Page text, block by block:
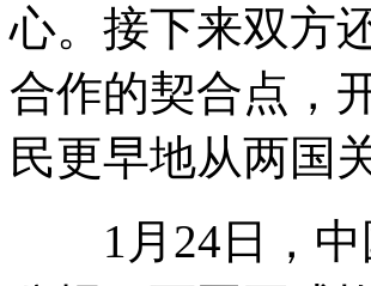
心。接下来双方
合作的契合点，
民更早地从两国
1月24日，中